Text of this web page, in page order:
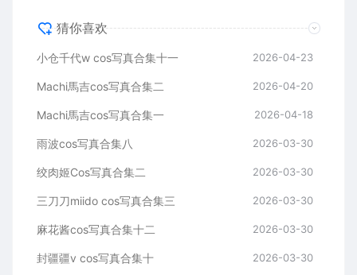
猜你喜欢
小仓千代w cos写真合集十一 2026-04-23
Machi馬吉cos写真合集二 2026-04-20
Machi馬吉cos写真合集一 2026-04-18
雨波cos写真合集八 2026-03-30
绞肉姬Cos写真合集二 2026-03-30
三刀刀miido cos写真合集三 2026-03-30
麻花酱cos写真合集十二 2026-03-30
封疆疆v cos写真合集十 2026-03-30